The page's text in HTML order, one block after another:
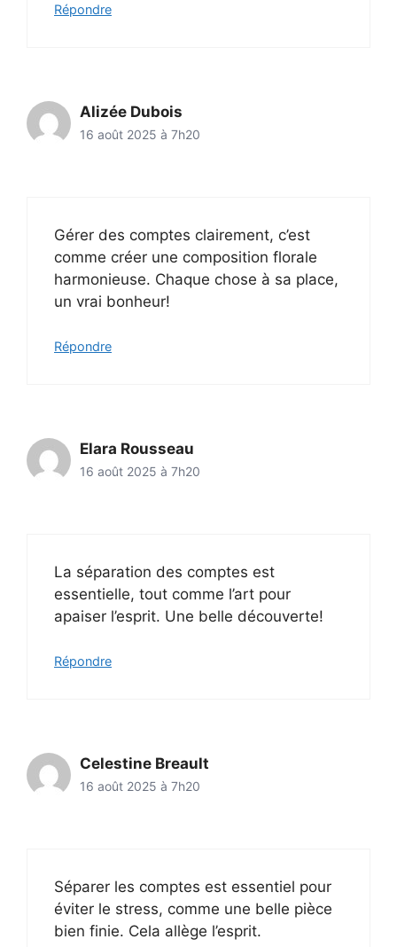
Répondre
Alizée Dubois
16 août 2025 à 7h20
Gérer des comptes clairement, c’est
comme créer une composition florale
harmonieuse. Chaque chose à sa place,
un vrai bonheur!
Répondre
Elara Rousseau
16 août 2025 à 7h20
La séparation des comptes est
essentielle, tout comme l’art pour
apaiser l’esprit. Une belle découverte!
Répondre
Celestine Breault
16 août 2025 à 7h20
Séparer les comptes est essentiel pour
éviter le stress, comme une belle pièce
bien finie. Cela allège l’esprit.